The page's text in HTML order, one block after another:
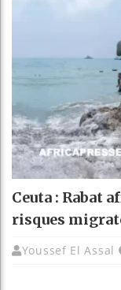
Ceuta : Rabat
risques
Youssef El Assal